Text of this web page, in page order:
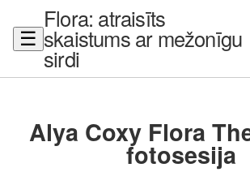
☰
Flora: atraisīts
skaistums ar mežonīgu
sirdi
Alya Coxy Flora
fotosesija